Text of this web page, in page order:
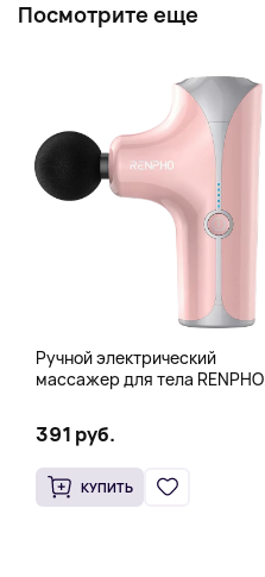
Посмотрите еще
Ручной электрический
массажер для тела RENPHO
391 руб.
КУПИТЬ